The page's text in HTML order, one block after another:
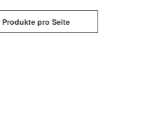
Produkte pro Seite